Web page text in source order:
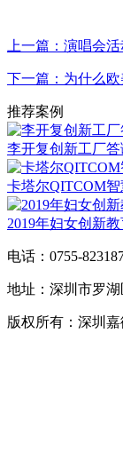
上一篇：演唱会
下一篇：为什么
推荐案例
李开复创新工厂答
卡塔尔QITCOM
2019年妇女创新
电话：0755-
地址：深圳市罗
版权所有：深圳